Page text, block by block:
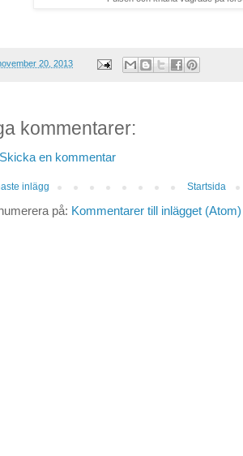
20, 2013
kommentarer:
Skicka en kommentar
inlägg Startsida
på: Kommentarer till inlägget (Atom)